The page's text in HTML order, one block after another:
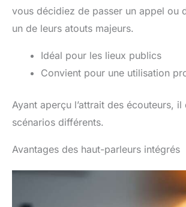
vous décidiez de passer un appel ou
un de leurs atouts majeurs.
Idéal pour les lieux publics
Convient pour une utilisation
Ayant aperçu l’attrait des écouteurs,
scénarios différents.
Avantages des haut-parleurs intégrés